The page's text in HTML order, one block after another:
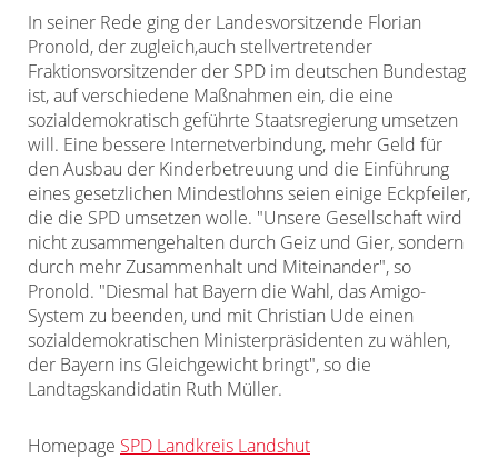
In seiner Rede ging der Landesvorsitzende Florian
Pronold, der zugleich,auch stellvertretender
Fraktionsvorsitzender der SPD im deutschen Bundestag
ist, auf verschiedene Maßnahmen ein, die eine
sozialdemokratisch geführte Staatsregierung umsetzen
will. Eine bessere Internetverbindung, mehr Geld für
den Ausbau der Kinderbetreuung und die Einführung
eines gesetzlichen Mindestlohns seien einige Eckpfeiler,
die die SPD umsetzen wolle. "Unsere Gesellschaft wird
nicht zusammengehalten durch Geiz und Gier, sondern
durch mehr Zusammenhalt und Miteinander", so
Pronold. "Diesmal hat Bayern die Wahl, das Amigo-
System zu beenden, und mit Christian Ude einen
sozialdemokratischen Ministerpräsidenten zu wählen,
der Bayern ins Gleichgewicht bringt", so die
Landtagskandidatin Ruth Müller.
Homepage SPD Landkreis Landshut